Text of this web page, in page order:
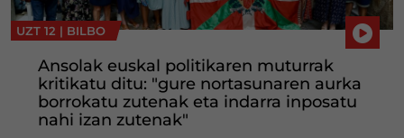
UZT 12 | BILBO
Ansolak euskal politikaren muturrak
kritikatu ditu: "gure nortasunaren aurka
borrokatu zutenak eta indarra inposatu
nahi izan zutenak"